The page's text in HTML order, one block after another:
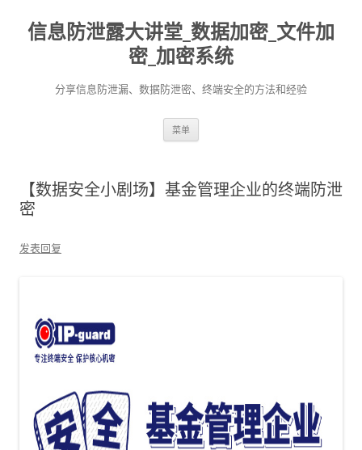
信息防泄露大讲堂_数据加密_文件加
密_加密系统
分享信息防泄漏、数据防泄密、终端安全的方法和经验
菜单
【数据安全小剧场】基金管理企业的终端防泄
密
发表回复